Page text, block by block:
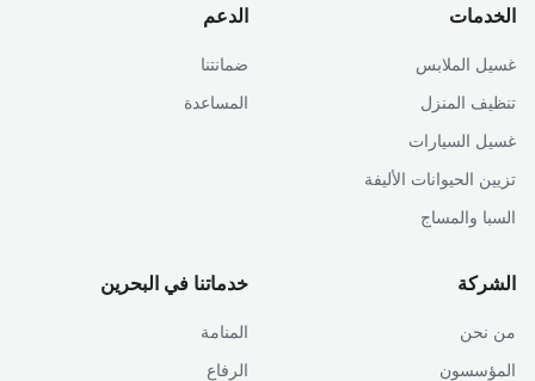
الخدمات
غسيل الملابس
تنظيف المنزل
غسيل السيارات
تزيين الحيوانات الأليفة
السبا والمساج
الدعم
ضمانتنا
المساعدة
الشركة
من نحن
المؤسسون
خدماتنا في البحرين
المنامة
الرفاع